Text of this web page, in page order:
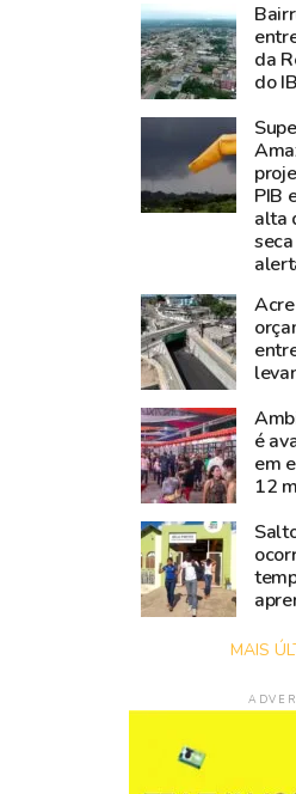
diz
que
show
cantora
foi
um
sucesso
da
Expoacre
2026
perde
Carlos
Pinto,
criador
Shampoo
Esperança
amazônico
da
do
PIB
alta
é
em
12
MAIS